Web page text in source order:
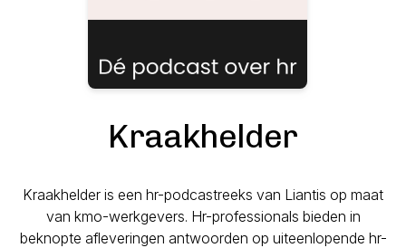
Kraakhelder
Kraakhelder is een hr-podcastreeks van Liantis op maat
van kmo-werkgevers. Hr-professionals bieden in
beknopte afleveringen antwoorden op uiteenlopende hr-